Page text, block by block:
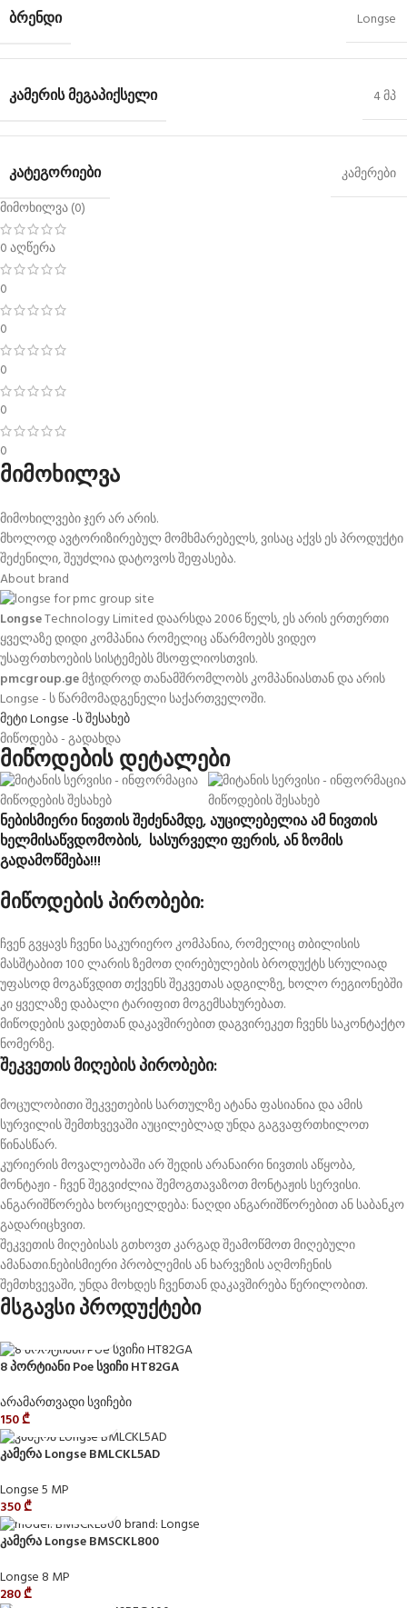
ᲑᲠᲔᲜᲓᲘ Longse
ᲙᲐᲛᲔᲠᲘᲡ ᲛᲔᲒᲐᲞᲘᲥᲡᲔᲚᲘ 4 მპ
ᲙᲐᲢᲔᲒᲝᲠᲘᲔᲑᲘ
კამერები
მიმოხილვა (0)
0 აღწერა
0
0
0
0
0
მიმოხილვა
მიმოხილვები ჯერ არ არის.
მხოლოდ ავტორიზირებულ მომხმარებელს, ვისაც აქვს ეს პროდუქტი
შეძენილი, შეუძლია დატოვოს შეფასება.
About brand
LongseTechnology Limited დაარსდა 2006 წელს,ეს არის ერთერთი
ყველაზე დიდი კომპანია რომელიც აწარმოებს ვიდეო
უსაფრთხოების სისტემებს მსოფლიოსთვის.
pmcgroup.geმჭიდროდ თანამშრომლობს კომპანიასთან და არის
Longse - ს წარმომადგენელი საქართველოში.
მეტი Longse -ს შესახებ
მიწოდება - გადახდა
მიწოდების დეტალები
ნებისმიერი ნივთის შეძენამდე, აუცილებელია ამ ნივთის
ხელმისაწვდომობის, სასურველი ფერის, ან ზომის
გადამოწმება!!!
მიწოდების პირობები:
ჩვენ გვყავს ჩვენი საკურიერო კომპანია, რომელიც თბილისის
მასშტაბით 100 ლარის ზემოთ ღირებულების ბროდუქტს სრულიად
უფასოდ მოგაწვდით თქვენს შეკვეთას ადგილზე, ხოლო რეგიონებში
კი ყველაზე დაბალი ტარიფით მოგემსახურებათ.
მიწოდების ვადებთან დაკავშირებით დაგვირეკეთ ჩვენს საკონტაქტო
ნომერზე.
შეკვეთის მიღების პირობები:
მოცულობითი შეკვეთების სართულზე ატანა ფასიანია და ამის
სურვილის შემთხვევაში აუცილებლად უნდა გაგვაფრთხილოთ
წინასწარ.
კურიერის მოვალეობაში არ შედის არანაირი ნივთის აწყობა,
მონტაჟი - ჩვენ შეგვიძლია შემოგთავაზოთ მონტაჟის სერვისი.
ანგარიშწორება ხორციელდება: ნაღდი ანგარიშწორებით ან საბანკო
გადარიცხვით.
შეკვეთის მიღებისას გთხოვთ კარგად შეამოწმოთ მიღებული
ამანათი.ნებისმიერი პრობლემის ან ხარვეზის აღმოჩენის
შემთხვევაში, უნდა მოხდეს ჩვენთან დაკავშირება წერილობით.
მსგავსი პროდუქტები
8 პორტიანი Poe სვიჩი HT82GA
არამართვადი სვიჩები
150₾
კამერა Longse BMLCKL5AD
Longse 5 MP
350₾
კამერა Longse BMSCKL800
Longse 8 MP
280₾